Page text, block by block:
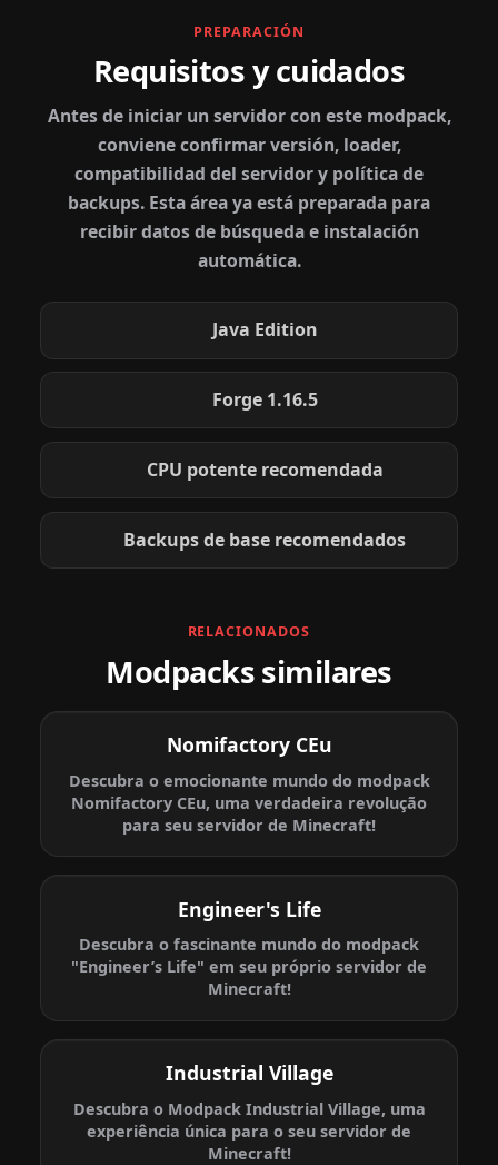
PREPARACIÓN
Requisitos y cuidados
Antes de iniciar un servidor con este modpack,
conviene confirmar versión, loader,
compatibilidad del servidor y política de
backups. Esta área ya está preparada para
recibir datos de búsqueda e instalación
automática.
Java Edition
Forge 1.16.5
CPU potente recomendada
Backups de base recomendados
RELACIONADOS
Modpacks similares
Nomifactory CEu
Descubra o emocionante mundo do modpack
Nomifactory CEu, uma verdadeira revolução
para seu servidor de Minecraft!
Engineer's Life
Descubra o fascinante mundo do modpack
"Engineer’s Life" em seu próprio servidor de
Minecraft!
Industrial Village
Descubra o Modpack Industrial Village, uma
experiência única para o seu servidor de
Minecraft!